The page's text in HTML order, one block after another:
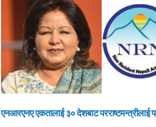
एनआरएनए एकतालाई ३० देशबाट परराष्टमन्त्रीलाई